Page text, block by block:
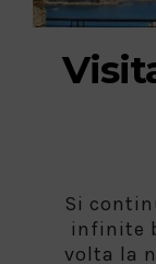
Si
infinite
volta la